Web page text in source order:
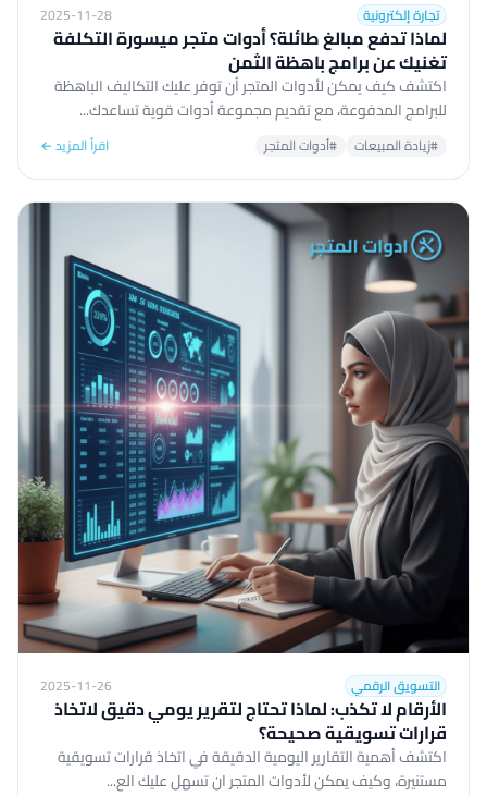
تجارة إلكترونية 2025-11-28
لماذا تدفع مبالغ طائلة؟ أدوات متجر ميسورة التكلفة
تغنيك عن برامج باهظة الثمن
اكتشف كيف يمكن لأدوات المتجر أن توفر عليك التكاليف الباهظة
للبرامج المدفوعة، مع تقديم مجموعة أدوات قوية تساعدك...
#زيادة المبيعات #أدوات المتجر اقرأ المزيد ←
التسويق الرقمي 2025-11-26
الأرقام لا تكذب: لماذا تحتاج لتقرير يومي دقيق لاتخاذ
قرارات تسويقية صحيحة؟
اكتشف أهمية التقارير اليومية الدقيقة في اتخاذ قرارات تسويقية
مستنيرة، وكيف يمكن لأدوات المتجر ان تسهل عليك الع...